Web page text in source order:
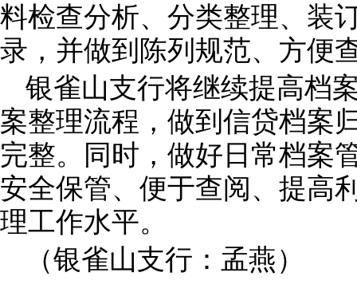
料检查分析、分类整理、装
录，并做到陈列规范、方便
银雀山支行将继续提高档
案整理流程，做到信贷档案
完整。同时，做好日常档案
安全保管、便于查阅、提高
理工作水平。
（银雀山支行：孟燕）